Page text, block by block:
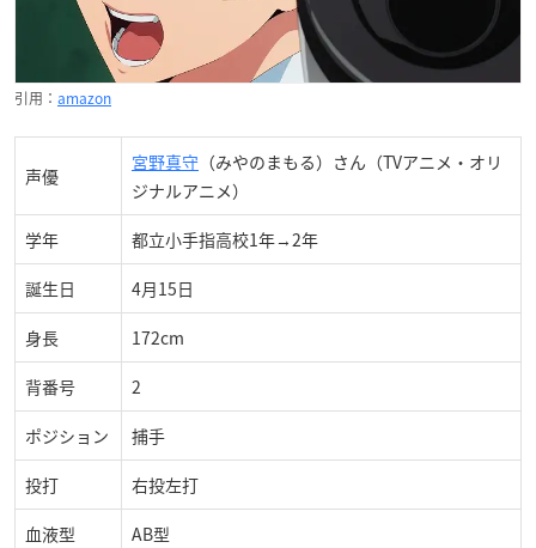
引用： amazon
声優
宮野真守 （みやのまもる）さん（TVアニメ・オリ
ジナルアニメ）
学年 都立小手指高校1年→2年
誕生日 4月15日
身長 172cm
背番号 2
ポジション 捕手
投打 右投左打
血液型 AB型